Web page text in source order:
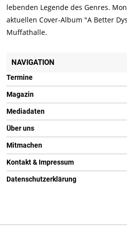
lebenden Legende des Genres.
aktuellen Cover-Album "A Better
Muffathalle.
NAVIGATION
Termine
Magazin
Mediadaten
Über uns
Mitmachen
Kontakt & Impressum
Datenschutzerklärung